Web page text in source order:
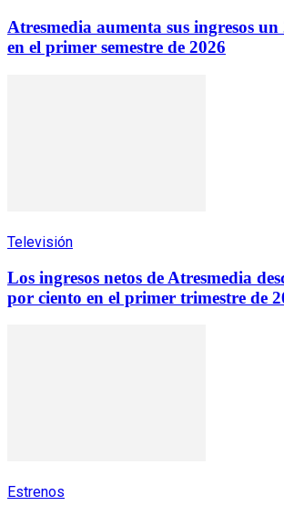
Atresmedia aumenta sus ingresos
en el primer semestre de 2026
Televisión
Los ingresos netos de Atresmedia
por ciento en el primer trimestre de
Estrenos